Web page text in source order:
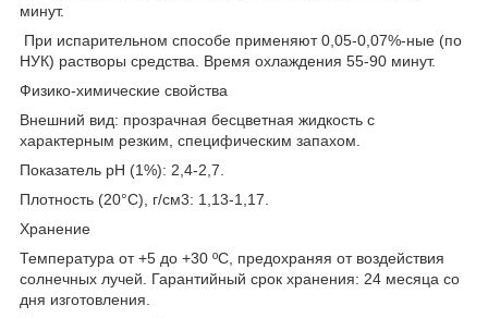
минут.
При испарительном способе применяют 0,05-0,07%-ные (по
НУК) растворы средства. Время охлаждения 55-90 минут.
Физико-химические свойства
Внешний вид: прозрачная бесцветная жидкость с
характерным резким, специфическим запахом.
Показатель рН (1%): 2,4-2,7.
Плотность (20°С), г/см3: 1,13-1,17.
Хранение
Температура от +5 до +30 ºС, предохраняя от воздействия
солнечных лучей. Гарантийный срок хранения: 24 месяца со
дня изготовления.